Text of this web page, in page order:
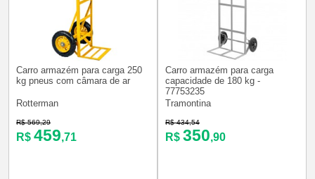
Carro armazém para carga 250
kg pneus com câmara de ar
Rotterman
R$ 569,29
R$ 459,71
Carro armazém para carga
capacidade de 180 kg -
77753235
Tramontina
R$ 434,54
R$ 350,90